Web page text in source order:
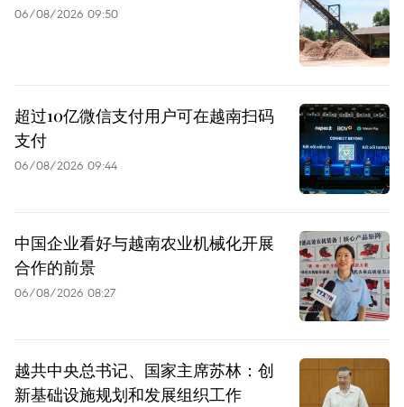
06/08/2026 09:50
超过10亿微信支付用户可在越南扫码
支付
06/08/2026 09:44
中国企业看好与越南农业机械化开展
合作的前景
06/08/2026 08:27
越共中央总书记、国家主席苏林：创
新基础设施规划和发展组织工作